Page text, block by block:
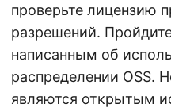
проверьте лицензию
разрешений.
написанным об
распределении OSS.
являются открытым